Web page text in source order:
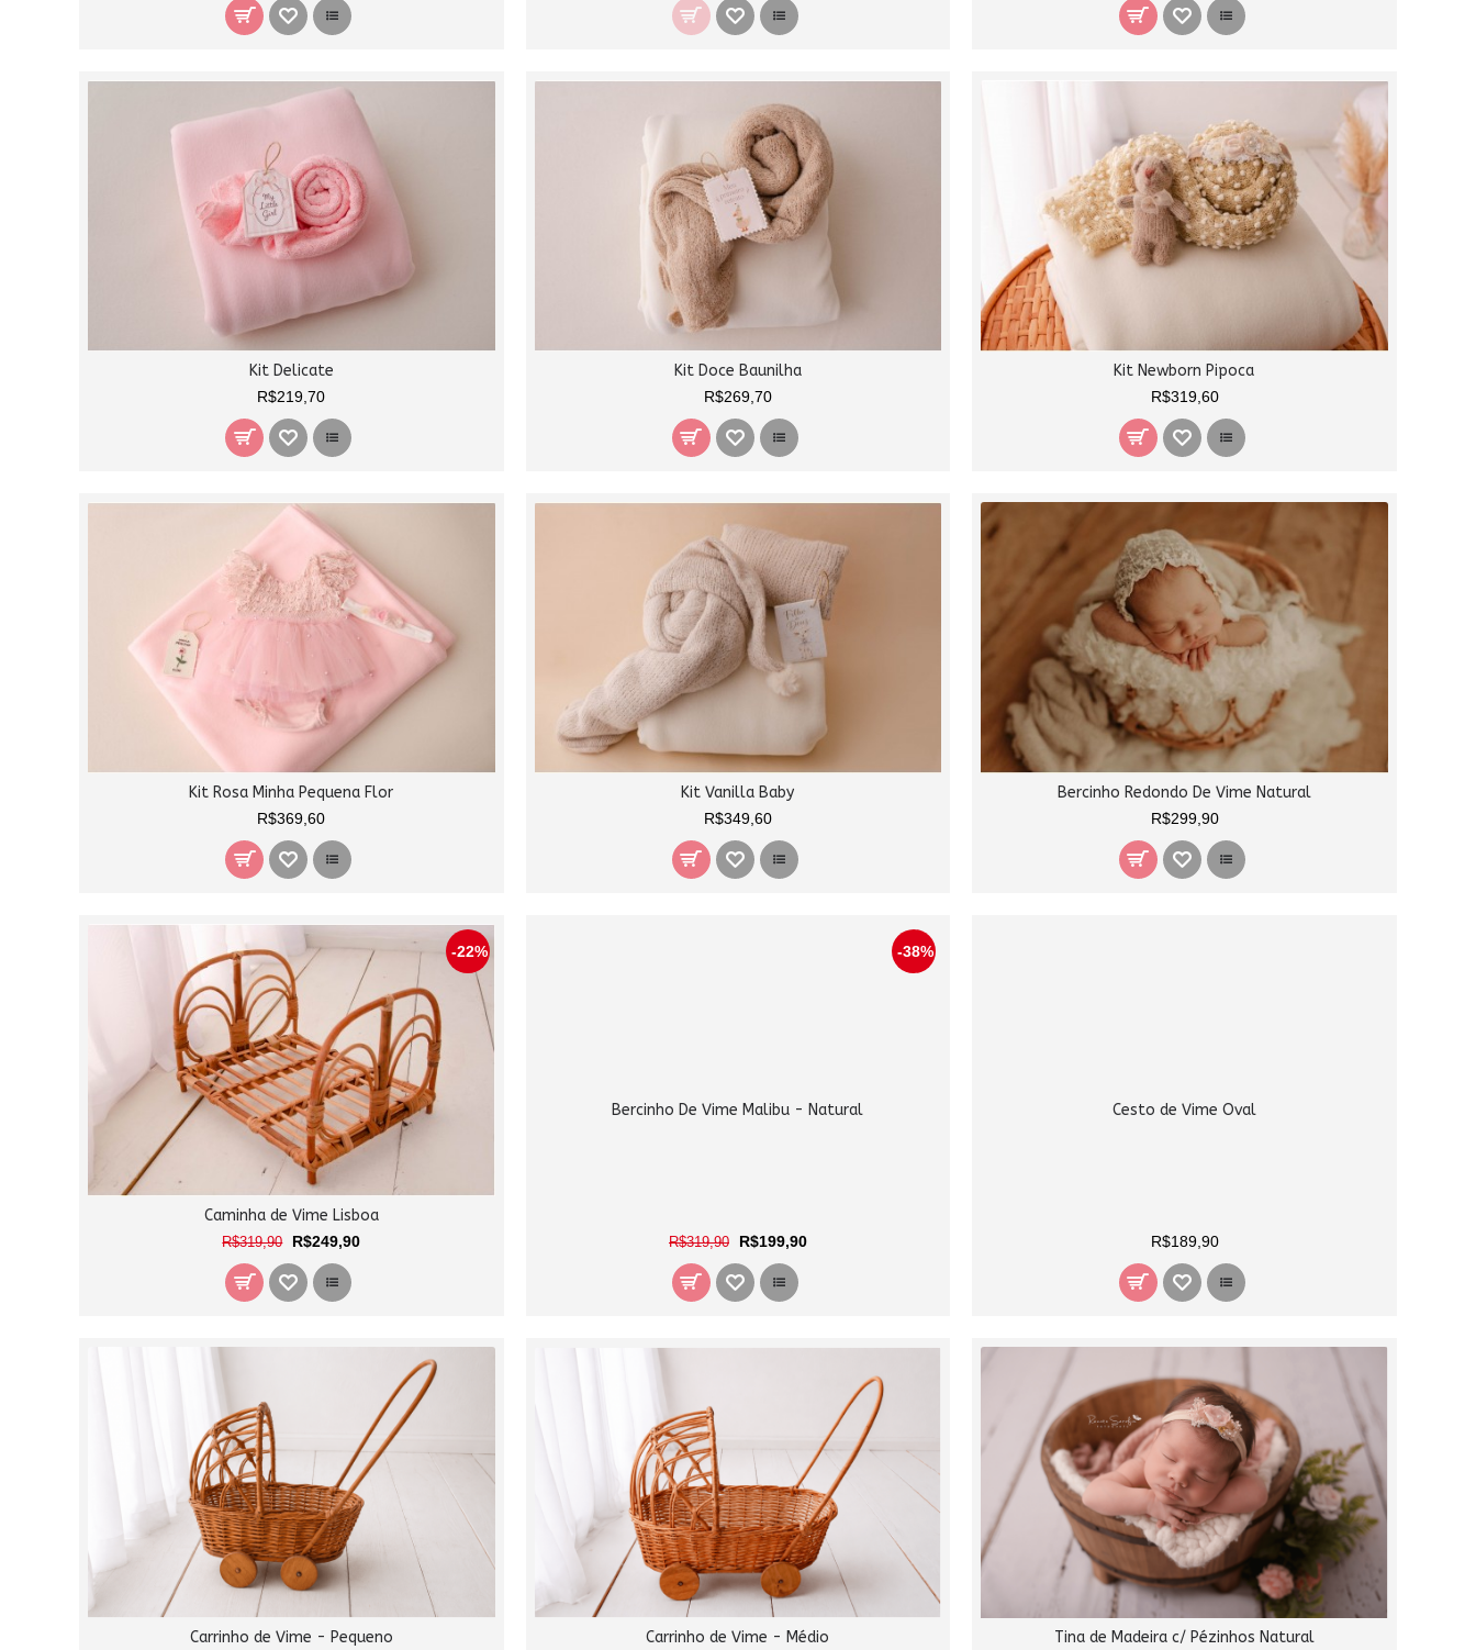
Kit Delicate
R$219,70
Kit Doce Baunilha
R$269,70
Kit Newborn Pipoca
R$319,60
Kit Rosa Minha Pequena Flor
R$369,60
Kit Vanilla Baby
R$349,60
Bercinho Redondo De Vime Natural
R$299,90
-22%
Caminha de Vime Lisboa
R$319,90 R$249,90
-38%
R$319,90 R$199,90 R$189,90
Carrinho de Vime - Pequeno Carrinho de Vime - Médio Tina de Madeira c/ Pézinhos Natural